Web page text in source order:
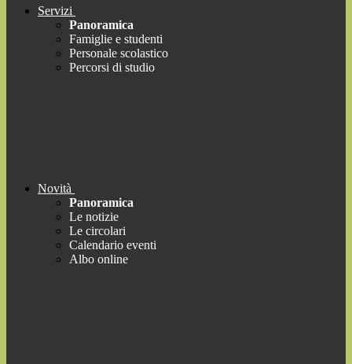
Servizi
Panoramica
Famiglie e studenti
Personale scolastico
Percorsi di studio
Novità
Panoramica
Le notizie
Le circolari
Calendario eventi
Albo online